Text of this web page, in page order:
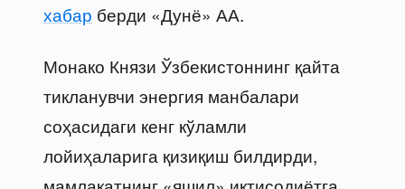
хабар берди «Дунё» АА.
Монако Князи Ўзбекистоннинг қайта
тикланувчи энергия манбалари
соҳасидаги кенг кўламли
лойиҳаларига қизиқиш билдирди,